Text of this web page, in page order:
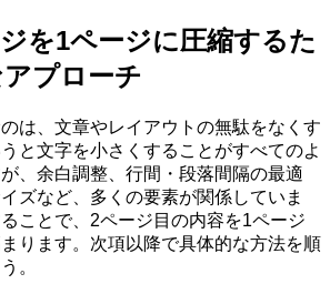
を1ページに圧縮するた
プローチ
は、文章やレイアウトの無駄をなくす
と文字を小さくすることがすべてのよ
、余白調整、行間・段落間隔の最適
ズなど、多くの要素が関係していま
ことで、2ページ目の内容を1ページ
ります。次項以降で具体的な方法を順
。